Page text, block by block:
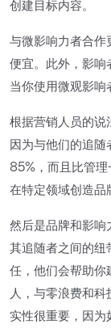
创建目标内容。
与微影响力者合作
便宜。此外，影响
当你使用微观影响
根据营销人员的说
因为与他们的追
85%，而且比管理
在特定领域创造品
然后是品牌和影响
其追随者之间的纽
任，他们会帮助你
人，与零浪费和科
实性很重要，因为